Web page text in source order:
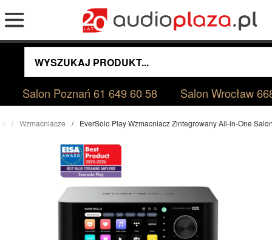
Salon Poznań61 649 60 58 Salon Wrocław
Wzmacniacze EverSolo Play Wzmacniacz Zintegrowany All-in-One